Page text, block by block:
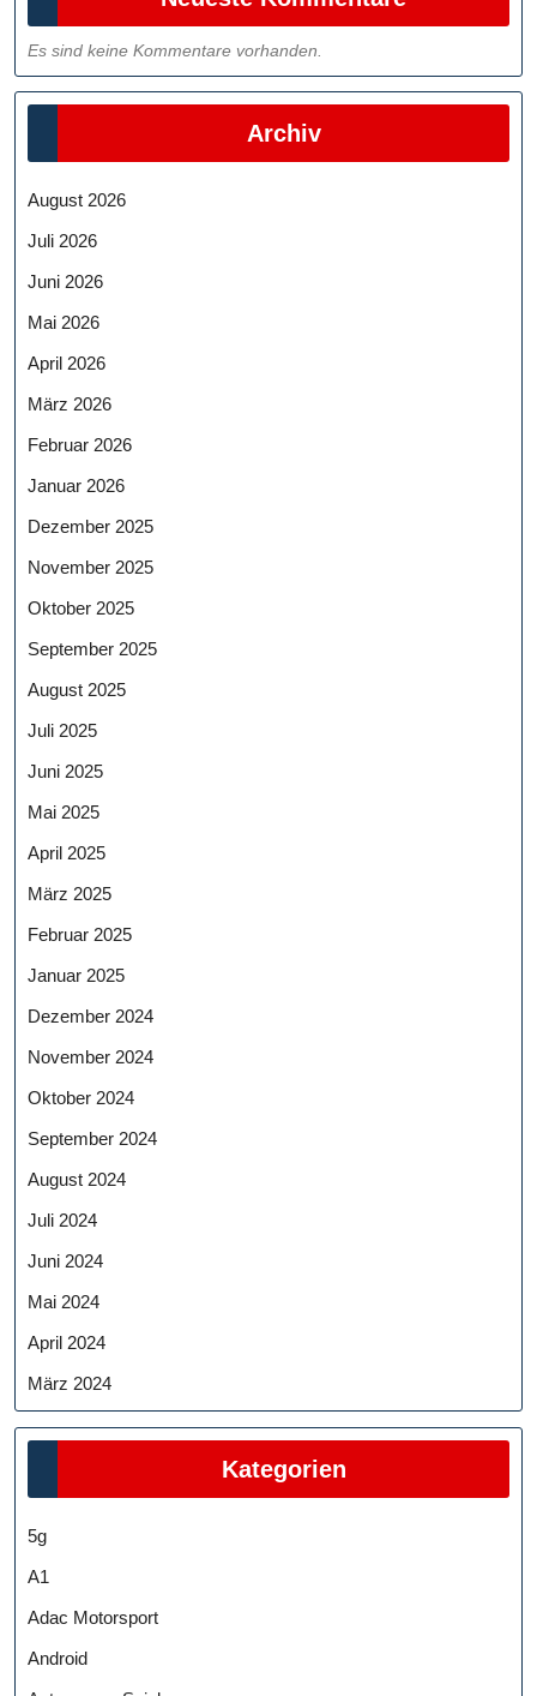
Es sind keine Kommentare vorhanden.
Archiv
August 2026
Juli 2026
Juni 2026
Mai 2026
April 2026
März 2026
Februar 2026
Januar 2026
Dezember 2025
November 2025
Oktober 2025
September 2025
August 2025
Juli 2025
Juni 2025
Mai 2025
April 2025
März 2025
Februar 2025
Januar 2025
Dezember 2024
November 2024
Oktober 2024
September 2024
August 2024
Juli 2024
Juni 2024
Mai 2024
April 2024
März 2024
Kategorien
5g
A1
Adac Motorsport
Android